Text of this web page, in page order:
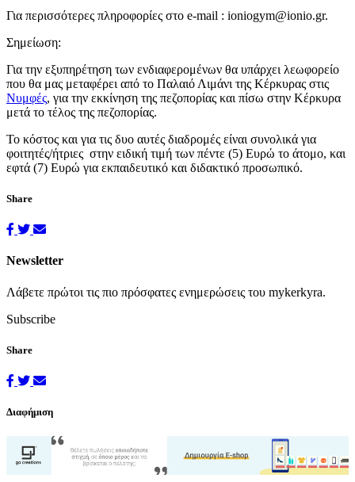
Για περισσότερες πληροφορίες στο e-mail : ioniogym@ionio.gr.
Σημείωση:
Για την εξυπηρέτηση των ενδιαφερομένων θα υπάρχει λεωφορείο
που θα μας μεταφέρει από το Παλαιό Λιμάνι της Κέρκυρας στις
Νυμφές, για την εκκίνηση της πεζοπορίας και πίσω στην Κέρκυρα
μετά το τέλος της πεζοπορίας.
Το κόστος και για τις δυο αυτές διαδρομές είναι συνολικά για
φοιτητές/ήτριες στην ειδική τιμή των πέντε (5) Ευρώ το άτομο, και
εφτά (7) Ευρώ για εκπαιδευτικό και διδακτικό προσωπικό.
Share
Newsletter
Λάβετε πρώτοι τις πιο πρόσφατες ενημερώσεις του mykerkyra.
Subscribe
Share
Διαφήμιση